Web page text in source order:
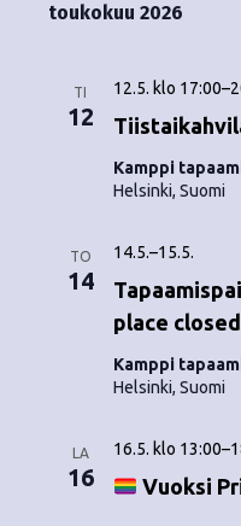
i
toukokuu 2026
TI
12
12.5. klo 17:00–
Kamppi
Helsinki, Suomi
TO
14
place closed
14.5.–15.5.
Kamppi
Helsinki, Suomi
LA
16 Vuoksi
16.5. klo 13:00–